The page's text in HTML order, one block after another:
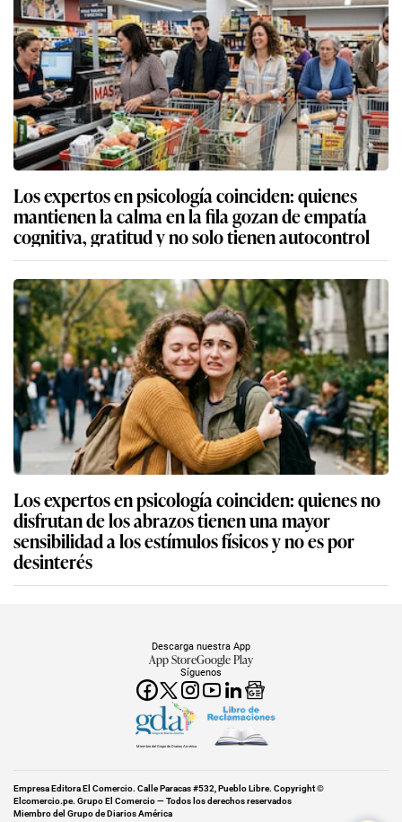
Los expertos en psicología coinciden: quienes
mantienen la calma en la fila gozan de empatía
cognitiva, gratitud y no solo tienen autocontrol
Los expertos en psicología coinciden: quienes no
disfrutan de los abrazos tienen una mayor
sensibilidad a los estímulos físicos y no es por
desinterés
Síguenos
Descarga nuestra App
App StoreGoogle Play
Miembro del Grupo de Diarios América
Empresa Editora El Comercio. Calle Paracas #532, Pueblo Libre. Copyright ©
Elcomercio.pe. Grupo El Comercio — Todos los derechos reservados
Miembro del Grupo de Diarios América